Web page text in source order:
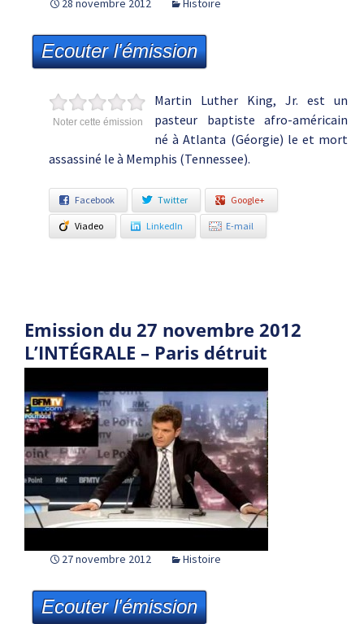
28 novembre 2012 Histoire
Ecouter l'émission
Noter cette émission
Martin Luther King, Jr. est un
pasteur baptiste afro-américain
né à Atlanta (Géorgie) le et mort
assassiné le à Memphis (Tennessee).
Facebook Twitter Google+
Viadeo LinkedIn E-mail
Emission du 27 novembre 2012
L’INTÉGRALE – Paris détruit
27 novembre 2012 Histoire
Ecouter l'émission